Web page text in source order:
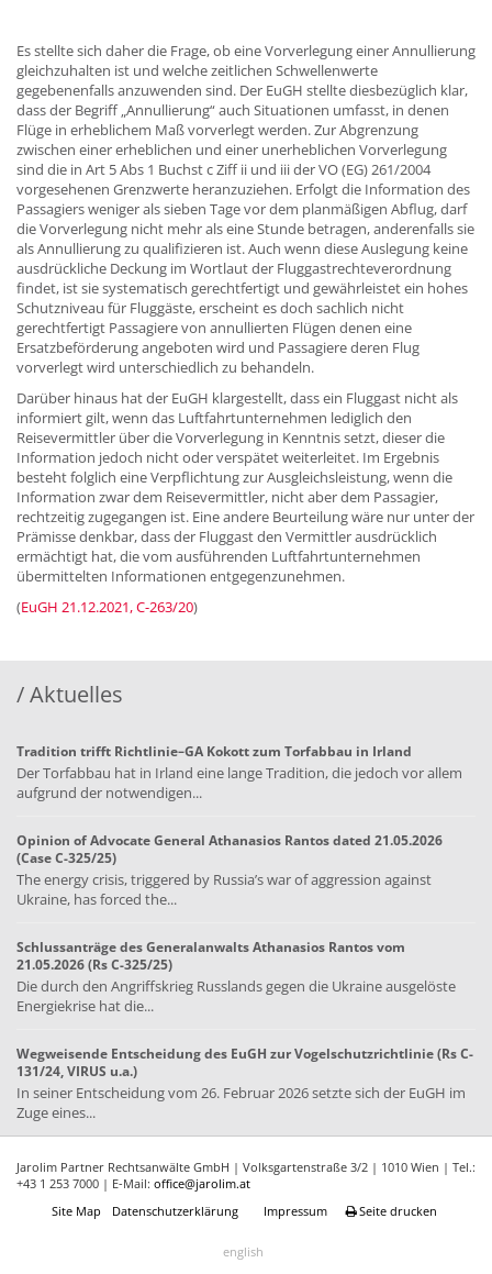
Es stellte sich daher die Frage, ob eine Vorverlegung einer Annullierung
gleichzuhalten ist und welche zeitlichen Schwellenwerte
gegebenenfalls anzuwenden sind. Der EuGH stellte diesbezüglich klar,
dass der Begriff „Annullierung“ auch Situationen umfasst, in denen
Flüge in erheblichem Maß vorverlegt werden. Zur Abgrenzung
zwischen einer erheblichen und einer unerheblichen Vorverlegung
sind die in Art 5 Abs 1 Buchst c Ziff ii und iii der VO (EG) 261/2004
vorgesehenen Grenzwerte heranzuziehen. Erfolgt die Information des
Passagiers weniger als sieben Tage vor dem planmäßigen Abflug, darf
die Vorverlegung nicht mehr als eine Stunde betragen, anderenfalls sie
als Annullierung zu qualifizieren ist. Auch wenn diese Auslegung keine
ausdrückliche Deckung im Wortlaut der Fluggastrechteverordnung
findet, ist sie systematisch gerechtfertigt und gewährleistet ein hohes
Schutzniveau für Fluggäste, erscheint es doch sachlich nicht
gerechtfertigt Passagiere von annullierten Flügen denen eine
Ersatzbeförderung angeboten wird und Passagiere deren Flug
vorverlegt wird unterschiedlich zu behandeln.
Darüber hinaus hat der EuGH klargestellt, dass ein Fluggast nicht als
informiert gilt, wenn das Luftfahrtunternehmen lediglich den
Reisevermittler über die Vorverlegung in Kenntnis setzt, dieser die
Information jedoch nicht oder verspätet weiterleitet. Im Ergebnis
besteht folglich eine Verpflichtung zur Ausgleichsleistung, wenn die
Information zwar dem Reisevermittler, nicht aber dem Passagier,
rechtzeitig zugegangen ist. Eine andere Beurteilung wäre nur unter der
Prämisse denkbar, dass der Fluggast den Vermittler ausdrücklich
ermächtigt hat, die vom ausführenden Luftfahrtunternehmen
übermittelten Informationen entgegenzunehmen.
(EuGH 21.12.2021, C-263/20)
/ Aktuelles
Tradition trifft Richtlinie–GA Kokott zum Torfabbau in Irland
Der Torfabbau hat in Irland eine lange Tradition, die jedoch vor allem
aufgrund der notwendigen...
Opinion of Advocate General Athanasios Rantos dated 21.05.2026
(Case C-325/25)
The energy crisis, triggered by Russia’s war of aggression against
Ukraine, has forced the...
Schlussanträge des Generalanwalts Athanasios Rantos vom
21.05.2026 (Rs C-325/25)
Die durch den Angriffskrieg Russlands gegen die Ukraine ausgelöste
Energiekrise hat die...
Wegweisende Entscheidung des EuGH zur Vogelschutzrichtlinie (Rs C-
131/24, VIRUS u.a.)
In seiner Entscheidung vom 26. Februar 2026 setzte sich der EuGH im
Zuge eines...
Jarolim Partner Rechtsanwälte GmbH | Volksgartenstraße 3/2 | 1010 Wien | Tel.:
+43 1 253 7000 | E-Mail: office@jarolim.at
Site Map
Datenschutzerklärung Impressum Seite drucken
english